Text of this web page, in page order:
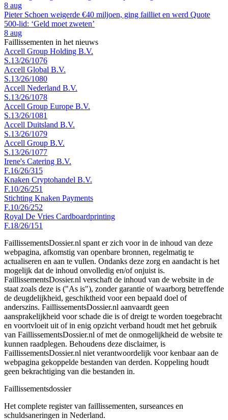
8 aug
Pieter Schoen weigerde €40 miljoen, ging failliet en werd Quote
500-lid: ‘Geld moet zweten’
8 aug
Faillissementen in het nieuws
Accell Group Holding B.V.
S.13/26/1076
Accell Global B.V.
S.13/26/1080
Accell Nederland B.V.
S.13/26/1078
Accell Group Europe B.V.
S.13/26/1081
Accell Duitsland B.V.
S.13/26/1079
Accell Group B.V.
S.13/26/1077
Irene's Catering B.V.
F.16/26/315
Knaken Cryptohandel B.V.
F.10/26/251
Stichting Knaken Payments
F.10/26/252
Royal De Vries Cardboardprinting
F.18/26/151
FaillissementsDossier.nl spant er zich voor in de inhoud van deze
webpagina, afkomstig van openbare bronnen, regelmatig te
actualiseren en aan te vullen. Ondanks deze zorg en aandacht is het
mogelijk dat de inhoud onvolledig en/of onjuist is.
FaillissementsDossier.nl verschaft de inhoud van de website in de
staat zoals deze is ("As is"), zonder garantie of waarborg betreffende
de deugdelijkheid, geschiktheid voor een bepaald doel of
anderszins. FaillissementsDossier.nl aanvaardt geen
aansprakelijkheid voor schade die is of dreigt te worden toegebracht
en voortvloeit uit of in enig opzicht verband houdt met het gebruik
van FaillissementsDossier.nl of met de onmogelijkheid de website te
kunnen raadplegen. Behoudens deze disclaimer, is
FaillissementsDossier.nl niet verantwoordelijk voor kenbaar aan de
webpagina gekoppelde bestanden van derden. Koppeling houdt
geen bekrachtiging van die bestanden in.
Faillissementsdossier
Het complete register van faillissementen, surseances en
schuldsaneringen in Nederland.